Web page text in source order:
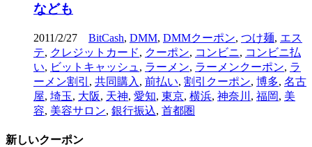
なども
2011/2/27 BitCash, DMM, DMMクーポン, つけ麺, エス
テ, クレジットカード, クーポン, コンビニ, コンビニ払
い, ビットキャッシュ , ラーメン, ラーメンクーポン, ラ
ーメン割引 , 共同購入 , 前払い, 割引クーポン, 博多, 名古
屋, 埼玉, 大阪, 天神, 愛知, 東京, 横浜, 神奈川 , 福岡, 美
容, 美容サロン, 銀行振込, 首都圏
新しいクーポン